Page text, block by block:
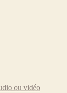
ou vidéo